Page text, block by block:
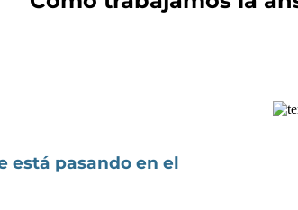
está pasando en el